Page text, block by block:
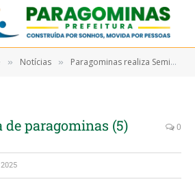
» Notícias » Paragominas realiza Seminário Especial pelos 25 Anos de Enfrentamento ao Abuso Sexual de Crianças e Adolescentes
paragominas (5) 0